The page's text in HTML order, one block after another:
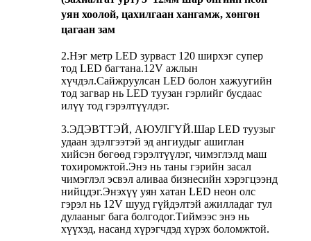
уян хоолой, цахилгаан хангамж, хөнгөн
цагаан зам
2.Нэг метр LED зурваст 120 ширхэг супер
тод LED багтана.12V ажлын
хүчдэл.Сайжруулсан LED болон хажуугийн
тод загвар нь LED туузан гэрлийг бусдаас
илүү тод гэрэлтүүлдэг.
3.ЭДЭВТТЭЙ, АЮУЛГҮЙ.Шар LED туузыг
удаан эдэлгээтэй эд ангиудыг ашиглан
хийсэн бөгөөд гэрэлтүүлэг, чимэглэлд маш
тохиромжтой.Энэ нь таны гэрийн засал
чимэглэл эсвэл аливаа бизнесийн хэрэгцээнд
нийцдэг.Энэхүү уян хатан LED неон олс
гэрэл нь 12V шууд гүйдэлтэй ажилладаг тул
дулааныг бага болгодог.Тиймээс энэ нь
хүүхэд, насанд хүрэгчдэд хүрэх боломжтой.